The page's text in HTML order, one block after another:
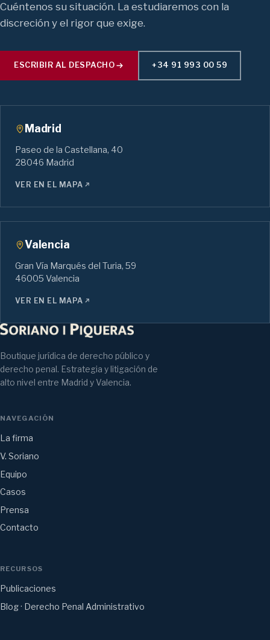
Cuéntenos su situación. La estudiaremos con la
discreción y el rigor que exige.
ESCRIBIR AL DESPACHO +34 91 993 00 59
Madrid
Paseo de la Castellana, 40
28046 Madrid
VER EN EL MAPA
Valencia
Gran Vía Marqués del Turia, 59
46005 Valencia
VER EN EL MAPA
Boutique jurídica de derecho público y
derecho penal. Estrategia y litigación de
alto nivel entre Madrid y Valencia.
NAVEGACIÓN
La firma
V. Soriano
Equipo
Casos
Prensa
Contacto
RECURSOS
Publicaciones
Blog · Derecho Penal Administrativo